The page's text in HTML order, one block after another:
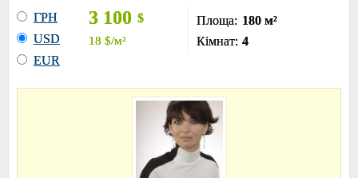
ГРН
USD
EUR
3 100 $
18 $/м²
Площа: 180 м²
Кімнат: 4